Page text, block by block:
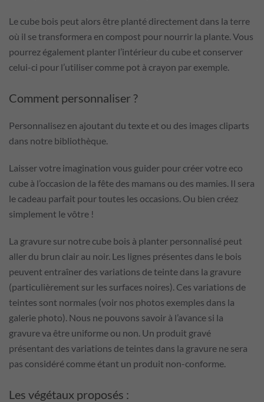
Le cube bois peut alors être planté directement dans la terre
où il se transformera en compost pour nourrir la plante. Vous
pourrez également planter l’intérieur du cube et conserver
celui-ci pour l’utiliser comme pot à crayon par exemple.
Comment personnaliser ?
Personnalisez en ajoutant du texte et ou des images cliparts
dans notre bibliothèque.
Laisser votre imagination vous guider pour créer votre eco
cube à l’occasion de la fête des mamans ou des mamies. Il sera
le cadeau parfait pour toutes les occasions. Ou bien créez
simplement le vôtre !
La gravure sur notre cube bois à planter personnalisé peut
aller du brun clair au noir. Les lignes présentes dans le bois
peuvent entraîner des variations de teinte dans la gravure
(particulièrement sur les surfaces noires). Ces variations de
teintes sont normales (voir nos photos exemples dans la
galerie photo). Nous ne pouvons savoir à l’avance si la
gravure va être uniforme ou non. Un produit gravé
présentant des variations de teintes dans la gravure ne sera
pas considéré comme étant un produit non-conforme.
Les végétaux proposés :